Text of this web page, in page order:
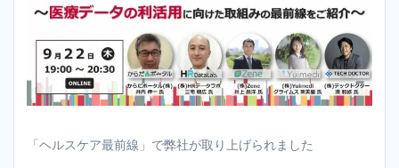
「ヘルスケア最前線」で弊社が取り上げられました